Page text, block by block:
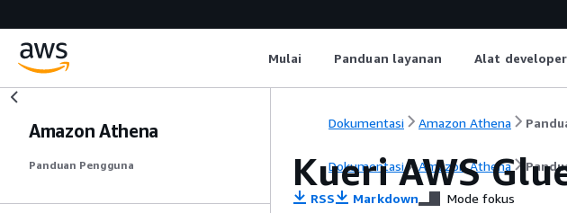
Mulai Panduan layanan Alat developer
Amazon Athena
Panduan Pengguna
Dokumentasi Amazon Athena
Dokumentasi Amazon Athena
Kueri AWS
RSS Markdown Mode fokus